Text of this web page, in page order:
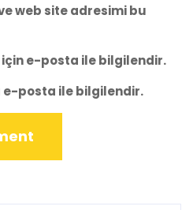
web site adresimi bu
e-posta ile bilgilendir.
e-posta ile bilgilendir.